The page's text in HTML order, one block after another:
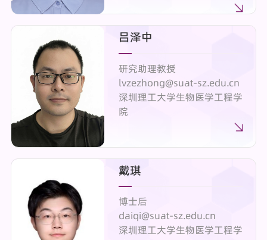
吕泽中
研究助理教授
lvzezhong@suat-sz.edu.cn
深圳理工大学生物医学工程学
院
戴琪
博士后
daiqi@suat-sz.edu.cn
深圳理工大学生物医学工程学